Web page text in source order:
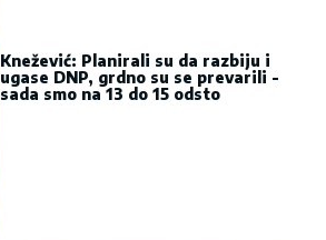
Knežević: Planirali su da razbiju i
ugase DNP, grdno su se prevarili -
sada smo na 13 do 15 odsto